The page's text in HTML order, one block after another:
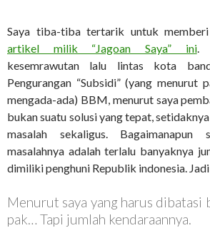
Saya tiba-tiba tertarik untuk
artikel milik “Jagoan Saya” ini.
kesemrawutan lalu lintas kota
Pengurangan “Subsidi” (yang menurut
mengada-ada) BBM, menurut saya
bukan suatu solusi yang tepat,
masalah sekaligus.
masalahnya adalah terlalu banyaknya
dimiliki penghuni Republik indonesia.
Menurut saya yang harus dibatasi
pak… Tapi jumlah kendaraannya.